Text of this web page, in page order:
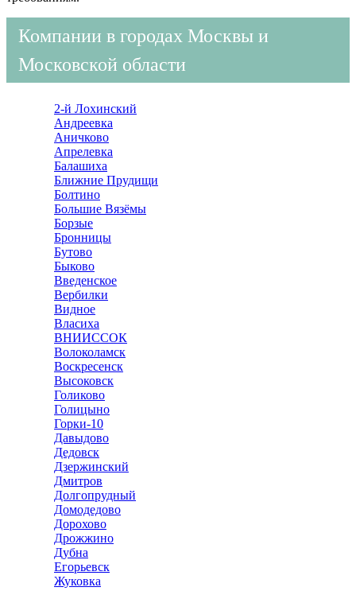
Компании в городах Москвы и
Московской области
2-й Лохинский
Андреевка
Аничково
Апрелевка
Балашиха
Ближние Прудищи
Болтино
Большие Вязёмы
Борзые
Бронницы
Бутово
Быково
Введенское
Вербилки
Видное
Власиха
ВНИИССОК
Волоколамск
Воскресенск
Высоковск
Голиково
Голицыно
Горки-10
Давыдово
Дедовск
Дзержинский
Дмитров
Долгопрудный
Домодедово
Дорохово
Дрожжино
Дубна
Егорьевск
Жуковка